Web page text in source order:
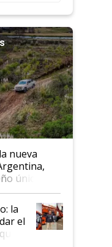
nueva
único: a
la
el